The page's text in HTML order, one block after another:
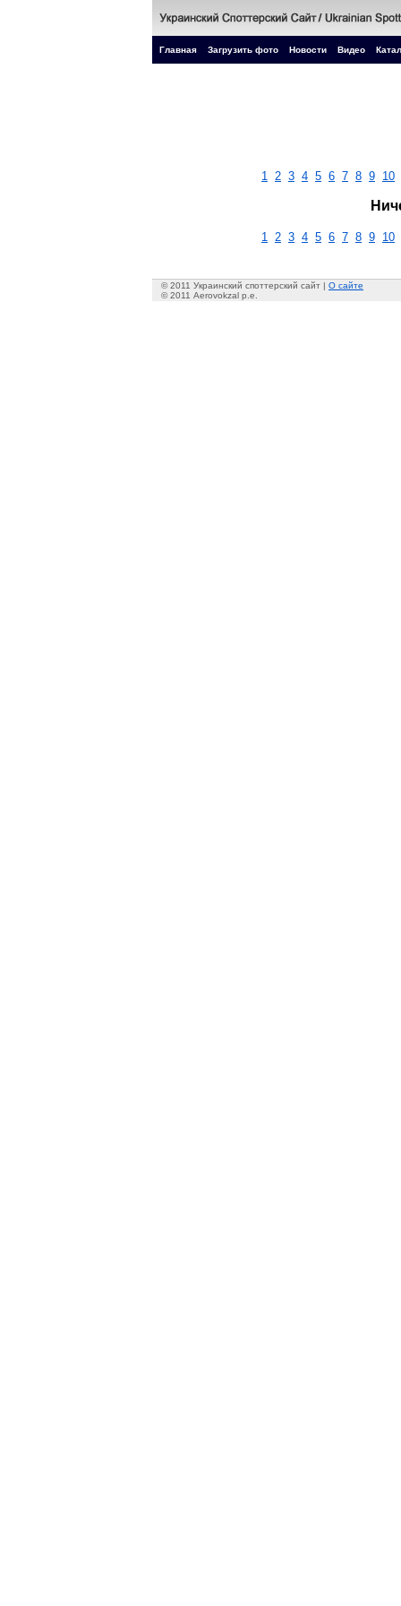
Главная Загрузить фото Новости Видео
1 2 3 4 5 6 7 8 9 10
1 2 3 4 5 6 7 8 9 10
© 2011 Украинский споттерский сайт | О сайте
© 2011 Aerovokzal p.e.